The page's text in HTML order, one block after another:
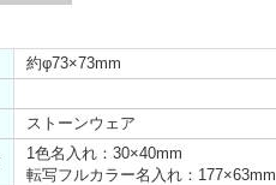
約φ73×73mm
ストーンウェア
1色名入れ：30×40mm
転写フルカラー名入れ：177×63mm